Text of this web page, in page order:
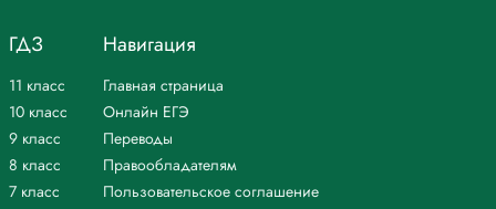
ГДЗ
11 класс
10 класс
9 класс
8 класс
7 класс
Навигация
Главная страница
Онлайн ЕГЭ
Переводы
Правообладателям
Пользовательское соглашение